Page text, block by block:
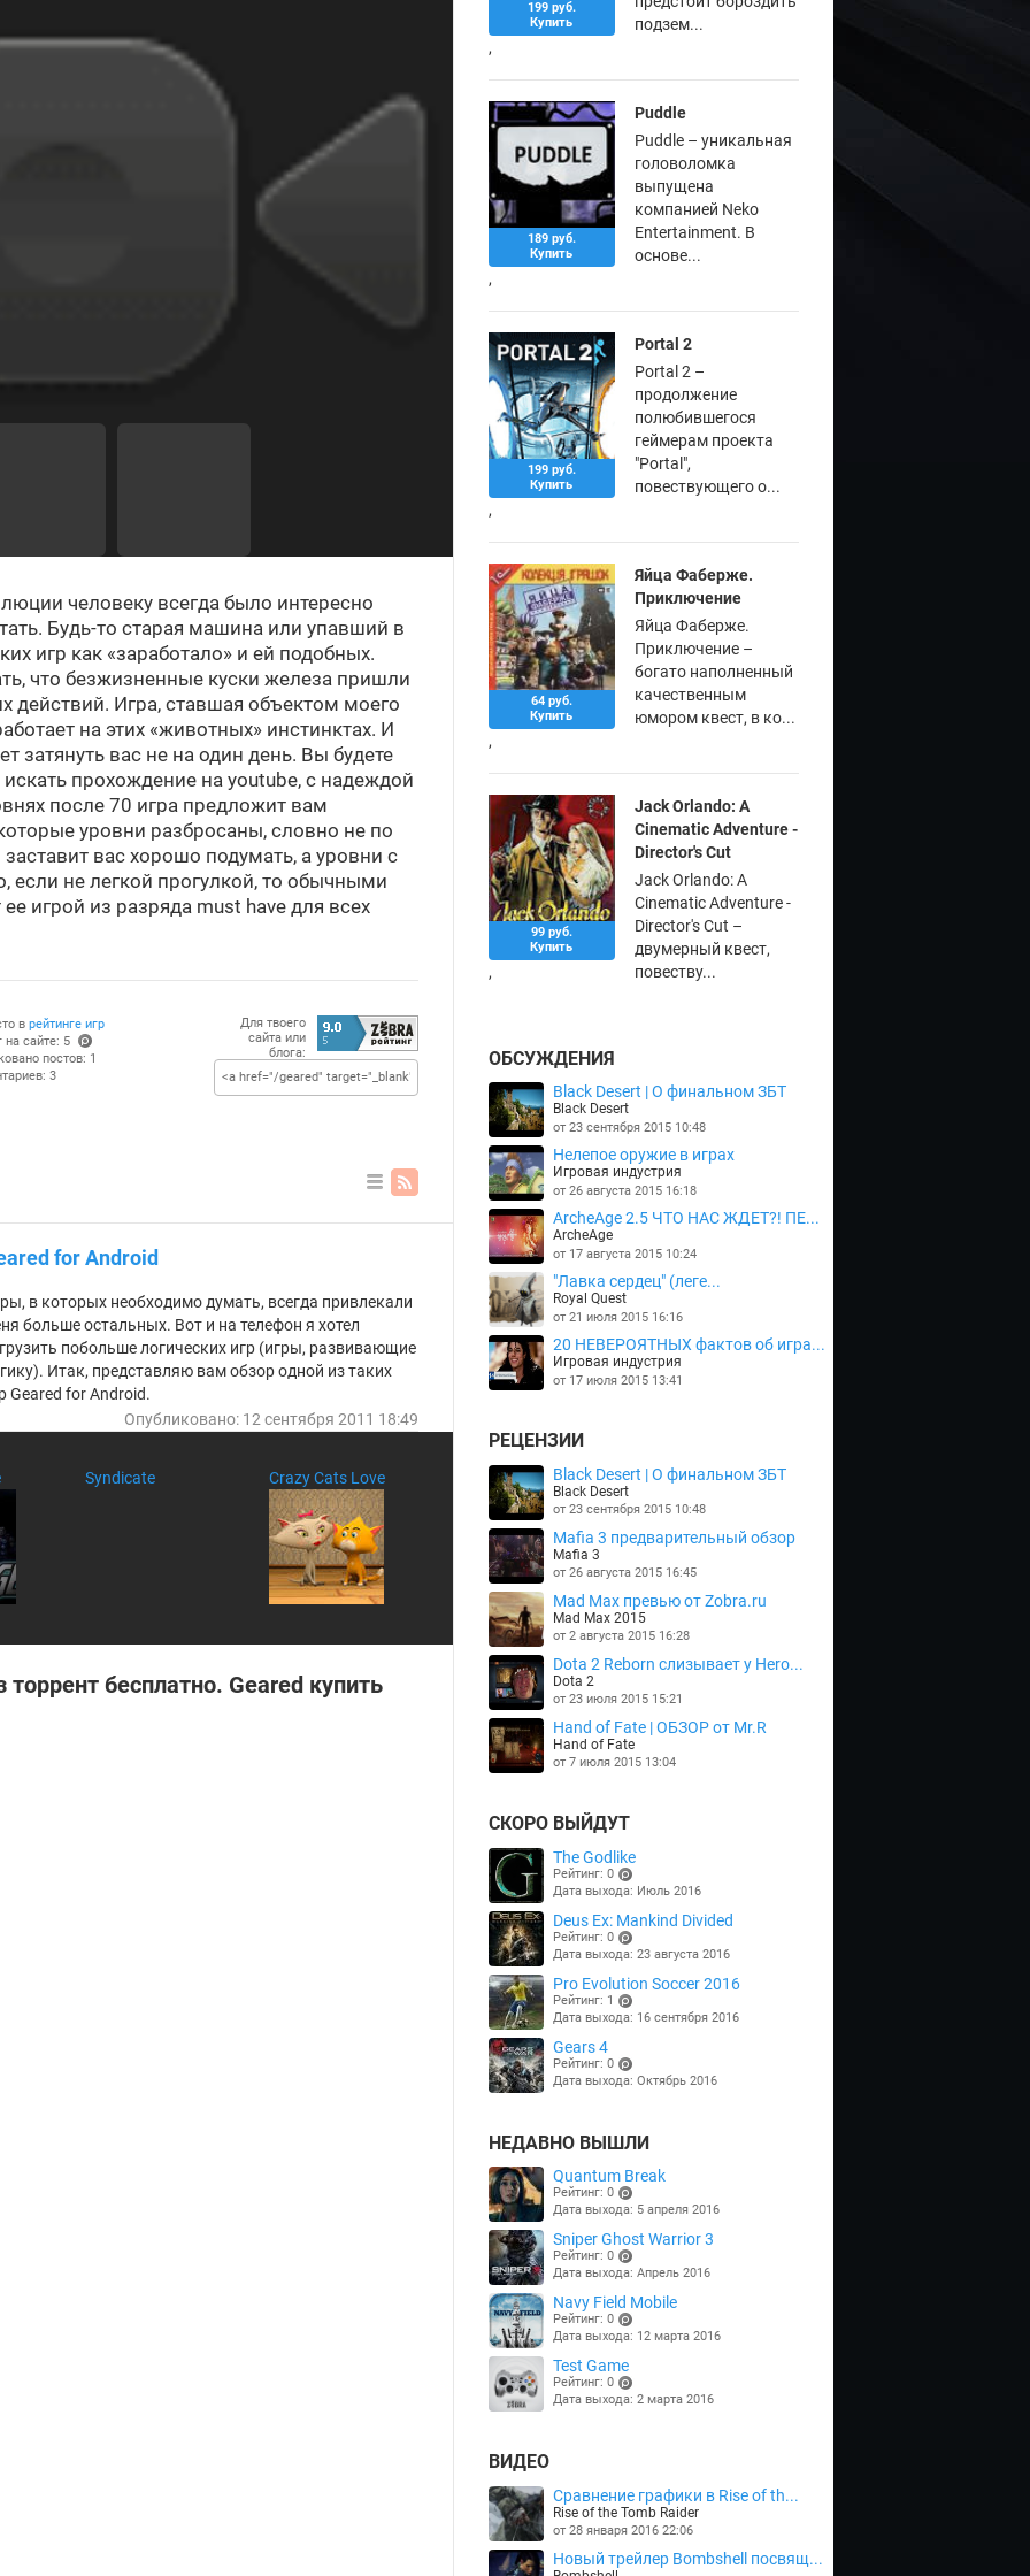
человеку всегда было интересно
Будь-то старая машина или упавший в
игр как «заработало» и ей подобных.
что безжизненные куски железа пришли
действий. Игра, ставшая объектом моего
на этих «животных» инстинктах. И
затянуть вас не на один день. Вы будете
искать прохождение на youtube, с надеждой
после 70 игра предложит вам
уровни разбросаны, словно не по
вас хорошо подумать, а уровни с
если не легкой прогулкой, то обычными
игрой из разряда must have для всех
в рейтинге игр
на сайте: 5
(po
постов: 1
3
Для твоего
сайта или
блога:
ви
for Android
в которых необходимо думать, всегда привлекали
больше остальных. Вот и на телефон я хотел
побольше логических игр (игры, развивающие
Итак, представляю вам обзор одной из таких
Geared for Android.
Опубликовано: 12 сентября 2011 18:49
Syndicate Crazy Cats Love
торрент бесплатно. Geared купить
199 руб.
Купить
,
подзем...
189 руб.
Купить
,
Puddle
Puddle – уникальная
головоломка
выпущена
компанией Neko
Entertainment. В
основе...
199 руб.
Купить
,
Portal 2
Portal 2 –
продолжение
полюбившегося
геймерам проекта
"Portal",
повествующего о...
64 руб.
Купить
,
Яйца Фаберже.
Приключение
Яйца Фаберже.
Приключение –
богато наполненный
качественным
юмором квест, в ко...
99 руб.
Купить
,
Jack Orlando: A
Cinematic Adventure -
Director's Cut
Jack Orlando: A
Cinematic Adventure -
Director's Cut –
двумерный квест,
повеству...
ОБСУЖДЕНИЯ
Black Desert | О финальном ЗБТ
Black Desert
от 23 сентября 2015 10:48
Нелепое оружие в играх
Игровая индустрия
от 26 августа 2015 16:18
ArcheAge 2.5 ЧТО НАС ЖДЕТ?! ПЕ...
ArcheAge
от 17 августа 2015 10:24
"Лавка сердец" (леге...
Royal Quest
от 21 июля 2015 16:16
20 НЕВЕРОЯТНЫХ фактов об игра...
Игровая индустрия
от 17 июля 2015 13:41
РЕЦЕНЗИИ
Black Desert | О финальном ЗБТ
Black Desert
от 23 сентября 2015 10:48
Mafia 3 предварительный обзор
Mafia 3
от 26 августа 2015 16:45
Mad Max превью от Zobra.ru
Mad Max 2015
от 2 августа 2015 16:28
Dota 2 Reborn слизывает у Hero...
Dota 2
от 23 июля 2015 15:21
Hand of Fate | ОБЗОР от Mr.R
Hand of Fate
от 7 июля 2015 13:04
СКОРО ВЫЙДУТ
The Godlike
Рейтинг: 0
(points)
Дата выхода: Июль 2016
Deus Ex: Mankind Divided
Рейтинг: 0
(points)
Дата выхода: 23 августа 2016
Pro Evolution Soccer 2016
Рейтинг: 1
(points)
Дата выхода: 16 сентября 2016
Gears 4
Рейтинг: 0
(points)
Дата выхода: Октябрь 2016
НЕДАВНО ВЫШЛИ
Quantum Break
Рейтинг: 0
(points)
Дата выхода: 5 апреля 2016
Sniper Ghost Warrior 3
Рейтинг: 0
(points)
Дата выхода: Апрель 2016
Navy Field Mobile
Рейтинг: 0
(points)
Дата выхода: 12 марта 2016
Test Game
Рейтинг: 0
(points)
Дата выхода: 2 марта 2016
ВИДЕО
Сравнение графики в Rise of th...
Rise of the Tomb Raider
от 28 января 2016 22:06
Новый трейлер Bombshell посвящ...